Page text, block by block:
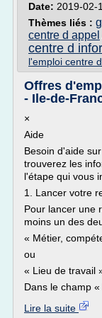
Date: 2019-02-
Thèmes liés :
centre d appel
centre d
l'emploi centre
Offres
- Ile-de-
×
Aide
Besoin d'aide
trouverez les
l'étape qui vous
1. Lancer votre
Pour lancer une
moins un des
« Métier,
ou
« Lieu de travail
Dans le champ «
Lire la suite